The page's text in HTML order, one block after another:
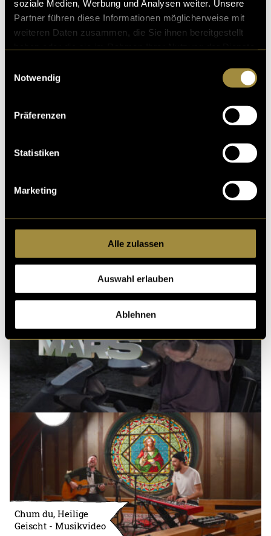
soziale Medien, Werbung und Analysen weiter. Unsere
Partner führen diese Informationen möglicherweise mit
weiteren Daten zusammen, die Sie ihnen bereitgestellt
Notwendig
Präferenzen
Statistiken
Marketing
Alle zulassen
Auswahl erlauben
Ablehnen
(vha)
Kritik
Chum du, Heilige
Geischt - Musikvideo